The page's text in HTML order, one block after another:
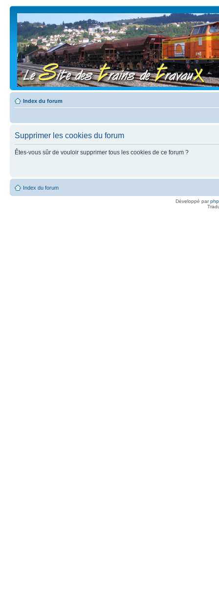
Index du forum
Supprimer les cookies du forum
Êtes-vous sûr de vouloir supprimer tous les cookies de ce forum ?
Index du forum
Développé par